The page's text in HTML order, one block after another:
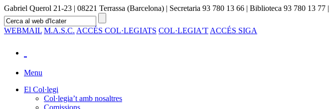
Gabriel Querol 21-23 | 08221 Terrassa (Barcelona) | Secretaria 93 780 13 66 | Biblioteca 93 780 13 77 |
WEBMAIL M.A.S.C. ACCÉS COL·LEGIATS COL·LEGIA'T ACCÉS SIGA
Menu
El Col·legi
Col·legia’t amb nosaltres
Comissions